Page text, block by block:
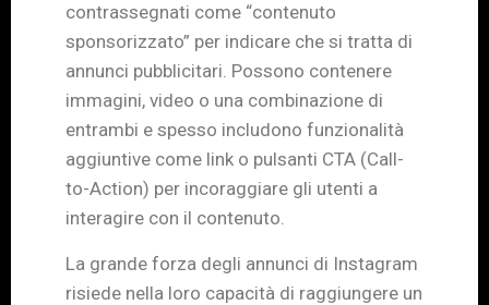
contrassegnati come “contenuto
sponsorizzato” per indicare che si tratta di
annunci pubblicitari. Possono contenere
immagini, video o una combinazione di
entrambi e spesso includono funzionalità
aggiuntive come link o pulsanti CTA (Call-
to-Action) per incoraggiare gli utenti a
interagire con il contenuto.
La grande forza degli annunci di Instagram
risiede nella loro capacità di raggiungere un